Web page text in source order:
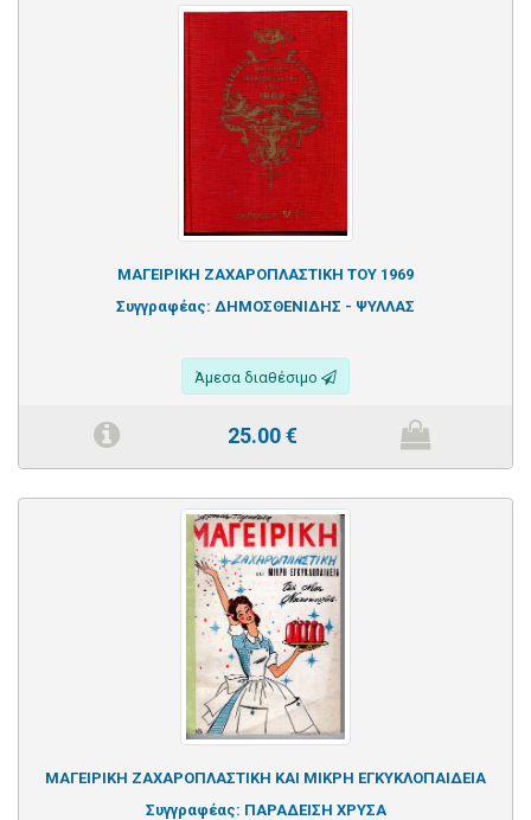
ΜΑΓΕΙΡΙΚΗ ΖΑΧΑΡΟΠΛΑΣΤΙΚΗ ΤΟΥ 1969
Συγγραφέας: ΔΗΜΟΣΘΕΝΙΔΗΣ - ΨΥΛΛΑΣ
Άμεσα διαθέσιμο
25.00€
ΜΑΓΕΙΡΙΚΗ ΖΑΧΑΡΟΠΛΑΣΤΙΚΗ ΚΑΙ ΜΙΚΡΗ ΕΓΚΥΚΛΟΠΑΙΔΕΙΑ
Συγγραφέας: ΠΑΡΑΔΕΙΣΗ ΧΡΥΣΑ